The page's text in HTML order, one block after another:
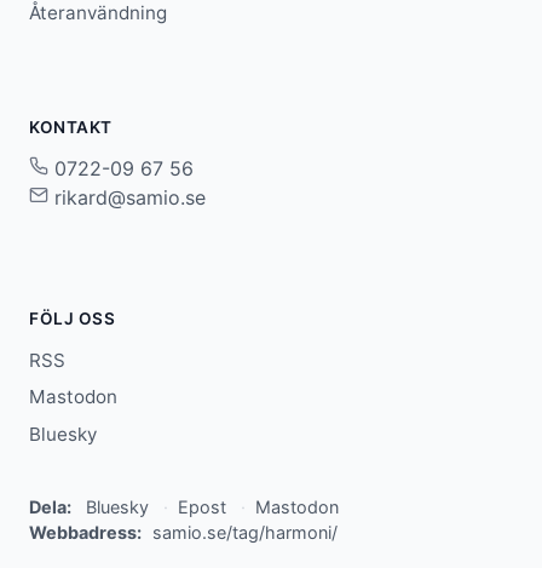
Återanvändning
KONTAKT
0722-09 67 56
rikard@samio.se
FÖLJ OSS
RSS
Mastodon
Bluesky
Dela: Bluesky Epost
Mastodon
Webbadress: samio.se/tag/harmoni/